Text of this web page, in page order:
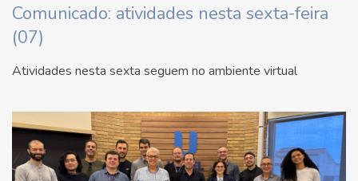
Comunicado: atividades nesta sexta-feira
(07)
Atividades nesta sexta seguem no ambiente virtual